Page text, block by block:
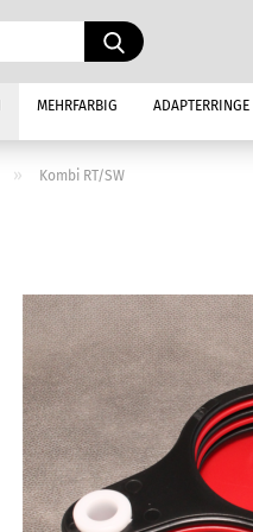
MEHRFARBIG ADAPTERRINGE
» Kombi RT/SW